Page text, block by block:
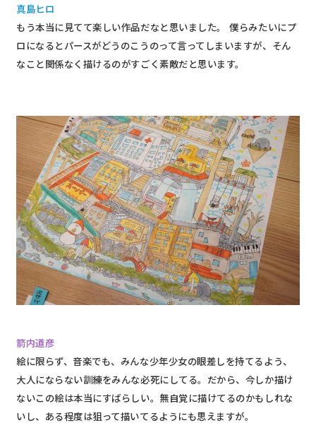
真島ヒロ
もう本当に見てて楽しい作品だなと思いました。 僕らみたいにプ
ロになるとパースがどうのこうのって言ってしまいますが、そん
なこと関係なく描けるのがすごく素敵だと思います。
箭内道彦
絵に限らず、音楽でも、みんな少年少女の眼差しを持てるよう、
大人にならない訓練をみんな必死にしてる。だから、今しか描け
ないこの絵は本当にすばらしい。無自覚に描けてるのかもしれな
いし、ある程度は狙って描いてるようにも思えますが。